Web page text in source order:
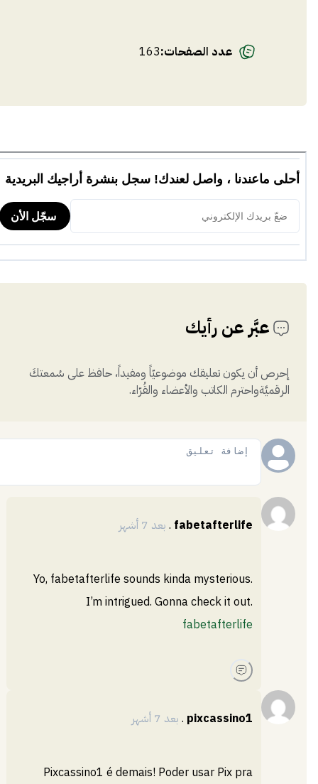
عدد الصفحات:
163
عبَّر عن رأيك
إحرص أن يكون تعليقك موضوعيّاً ومفيداً، حافظ على سُمعتكَ
الرقميَّةواحترم الكاتب والأعضاء والقُرّاء.
fabetafterlife
. بعد 7 أشهر
Yo, fabetafterlife sounds kinda mysterious.
I’m intrigued. Gonna check it out.
fabetafterlife
pixcassino1
. بعد 7 أشهر
Pixcassino1 é demais! Poder usar Pix pra